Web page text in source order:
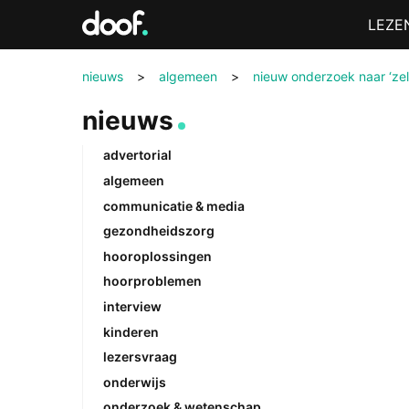
Menu
nieuws > algemeen > nieuw onderzoek naar
nieuws
advertorial
algemeen
communicatie & media
gezondheidszorg
hooroplossingen
hoorproblemen
interview
kinderen
lezersvraag
onderwijs
Doof.nl